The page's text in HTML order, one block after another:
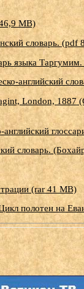
MB)
словарь. (pdf
языка
английский
London, 1887
словарь.
(rar 41 MB)
полотен на